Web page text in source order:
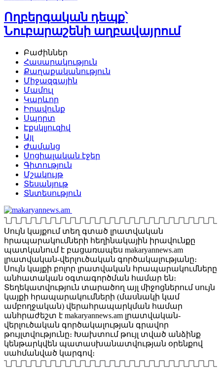
Ողբերգական դեպք՝
Նուբարաշենի աղբավայրում
Բաժիններ
Հասարակություն
Քաղաքականություն
Միջազգային
Մամուլ
Կարևոր
Իրավունք
Սպորտ
Էքսկլյուզիվ
Այլ
Ժամանց
Սոցիալական էջեր
Գիտություն
Մշակույթ
Տեսանյութ
Տնտեսություն
Սույն կայքում տեղ գտած լրատվական
հրապարակումների հեղինակային իրավունքը
պատկանում է բացառապես makaryannews.am
լրատվական-վերլուծական գործակալությանը։
Սույն կայքի բոլոր լրատվական հրապարակումները
անհատական օգտագործման համար են։
Տեղեկատվություն տարածող այլ միջոցներում սույն
կայքի հրապարակումների (մասնակի կամ
ամբողջական) վերահրապարկման համար
անհրաժեշտ է makaryannews.am լրատվական-
վերլուծական գործակալության գրավոր
թույլտվությունը։ Խախտում թույլ տված անձինք
կենթարկվեն պատասխանատվության օրենքով
սահմանված կարգով։